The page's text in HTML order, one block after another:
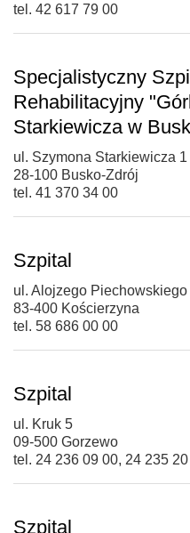
tel. 42 617 79 00
Specjalistyczny
Rehabilitacyjny
Starkiewicza w
ul. Szymona Starkiewicza 1
28-100 Busko-Zdrój
tel. 41 370 34 00
Szpital
ul. Alojzego Piechowskiego
83-400 Kościerzyna
tel. 58 686 00 00
Szpital
ul. Kruk 5
09-500 Gorzewo
tel. 24 236 09 00, 24 235
Szpital